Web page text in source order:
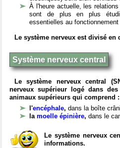
À l'heure actuelle, les
sont de plus en plus
essentielles au
Le système nerveux est divisé en
Système nerveux central
Le système nerveux central
nerveux supérieur logé dans
animaux supérieurs qui comprend :
l'encéphale, dans la boîte
la moelle épinière, dans le
Le système nerveux
informations.